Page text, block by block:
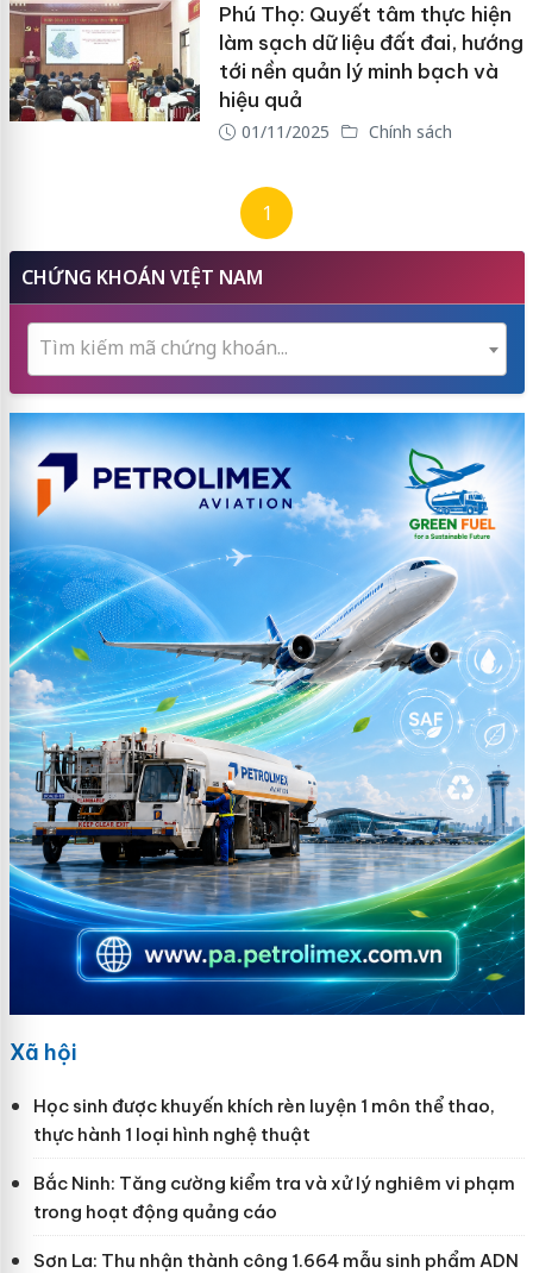
Phú Thọ: Quyết tâm thực hiện
làm sạch dữ liệu đất đai, hướng
tới nền quản lý minh bạch và
hiệu quả
01/11/2025 Chính sách
1
CHỨNG KHOÁN VIỆT NAM
Tìm kiếm mã chứng khoán...
Xã hội
Học sinh được khuyến khích rèn luyện 1 môn thể thao,
thực hành 1 loại hình nghệ thuật
Bắc Ninh: Tăng cường kiểm tra và xử lý nghiêm vi phạm
trong hoạt động quảng cáo
Sơn La: Thu nhận thành công 1.664 mẫu sinh phẩm ADN